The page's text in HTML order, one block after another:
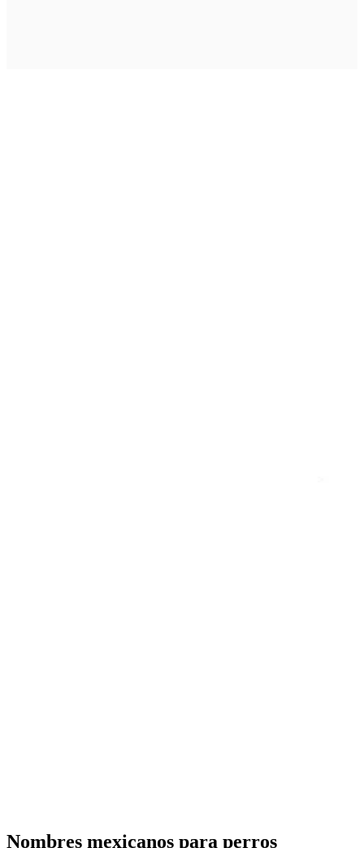
Nombres mexicanos para perros